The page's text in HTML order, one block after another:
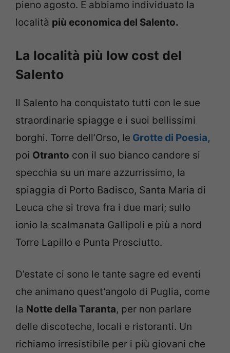
pieno agosto. E abbiamo individuato la
località più economica del Salento.
La località più low cost del
Salento
Il Salento ha conquistato tutti con le sue
straordinarie spiagge e i suoi bellissimi
borghi. Torre dell’Orso, le Grotte di Poesia,
poi Otranto con il suo bianco candore si
specchia su un mare azzurrissimo, la
spiaggia di Porto Badisco, Santa Maria di
Leuca che si trova fra i due mari; sullo
ionio la scalmanata Gallipoli e più a nord
Torre Lapillo e Punta Prosciutto.
D’estate ci sono le tante sagre ed eventi
che animano quest’angolo di Puglia, come
la Notte della Taranta, per non parlare
delle discoteche, locali e ristoranti. Un
richiamo irresistibile per i più giovani che